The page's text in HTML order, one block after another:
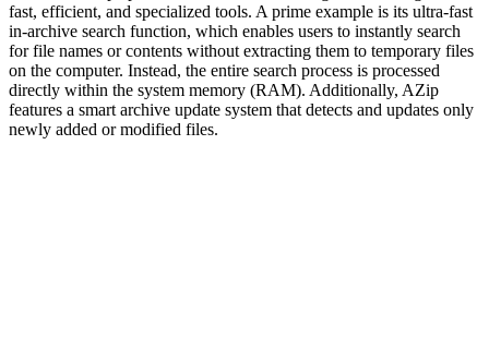
fast, efficient, and specialized tools. A prime example is its ultra-fast
in-archive search function, which enables users to instantly search
for file names or contents without extracting them to temporary files
on the computer. Instead, the entire search process is processed
directly within the system memory (RAM). Additionally, AZip
features a smart archive update system that detects and updates only
newly added or modified files.